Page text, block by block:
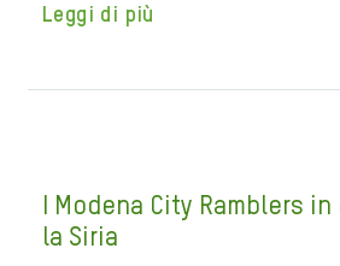
Leggi di più
I Modena City Ramblers
la Siria